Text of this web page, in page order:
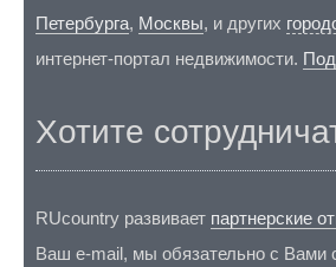
Петербурга, Москвы, и других
интернет-портал недвижимости.
Хотите
RUcountry развивает партнерские
Ваш e-mail, мы обязательно с Вами